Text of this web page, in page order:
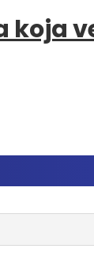
koja